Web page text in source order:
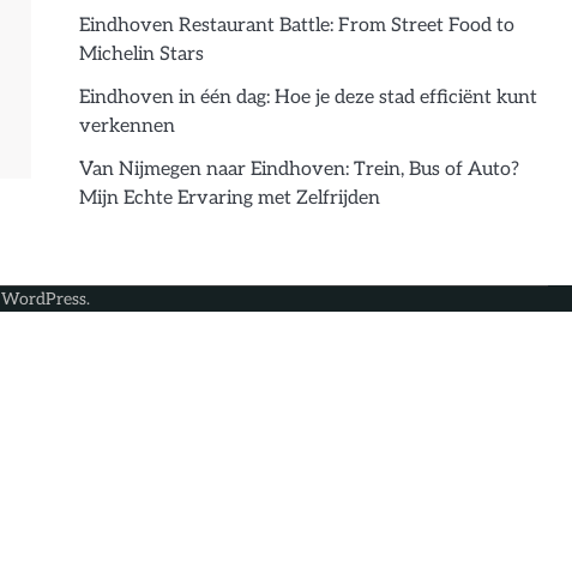
Eindhoven Restaurant Battle: From Street Food to
Michelin Stars
Eindhoven in één dag: Hoe je deze stad efficiënt kunt
verkennen
Van Nijmegen naar Eindhoven: Trein, Bus of Auto?
Mijn Echte Ervaring met Zelfrijden
WordPress.